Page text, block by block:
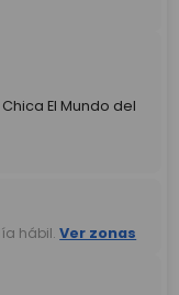
El Mundo del
hábil. Ver zonas